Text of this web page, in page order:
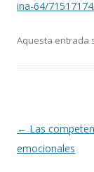
ina-64/
Aquesta entrada
Navegació per
← Las
emocionales